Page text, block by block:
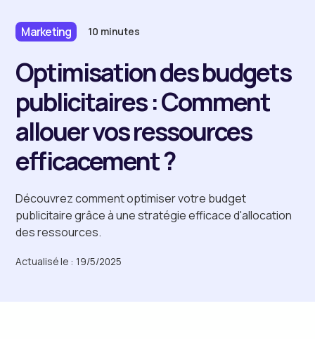
Marketing 10 minutes
Optimisation des budgets
publicitaires : Comment
allouer vos ressources
efficacement ?
Découvrez comment optimiser votre budget
publicitaire grâce à une stratégie efficace d'allocation
des ressources.
Actualisé le : 19/5/2025